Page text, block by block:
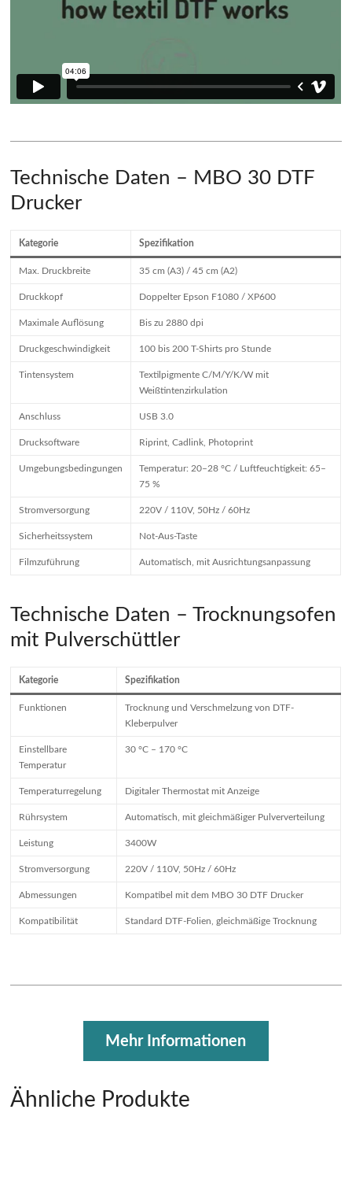
Technische Daten – MBO 30 DTF
Drucker
Kategorie Spezifikation
Max. Druckbreite 35 cm (A3) / 45 cm (A2)
Druckkopf Doppelter Epson F1080 / XP600
Maximale Auflösung Bis zu 2880 dpi
Druckgeschwindigkeit 100 bis 200 T-Shirts pro Stunde
Tintensystem
Textilpigmente C/M/Y/K/W mit
Weißtintenzirkulation
Anschluss USB 3.0
Drucksoftware Riprint, Cadlink, Photoprint
Umgebungsbedingungen
Temperatur: 20–28 °C / Luftfeuchtigkeit: 65–
75 %
Stromversorgung 220V / 110V, 50Hz / 60Hz
Sicherheitssystem Not-Aus-Taste
Filmzuführung Automatisch, mit Ausrichtungsanpassung
Technische Daten – Trocknungsofen
mit Pulverschüttler
Kategorie Spezifikation
Funktionen
Trocknung und Verschmelzung von DTF-
Kleberpulver
Einstellbare
Temperatur
30 °C – 170 °C
Temperaturregelung Digitaler Thermostat mit Anzeige
Rührsystem Automatisch, mit gleichmäßiger Pulververteilung
Leistung 3400W
Stromversorgung 220V / 110V, 50Hz / 60Hz
Abmessungen Kompatibel mit dem MBO 30 DTF Drucker
Kompatibilität Standard DTF-Folien, gleichmäßige Trocknung
Mehr Informationen
Ähnliche Produkte